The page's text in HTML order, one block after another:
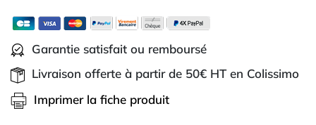
Garantie satisfait ou remboursé
Livraison offerte à partir de 50€ HT en Colissimo
Imprimer la fiche produit